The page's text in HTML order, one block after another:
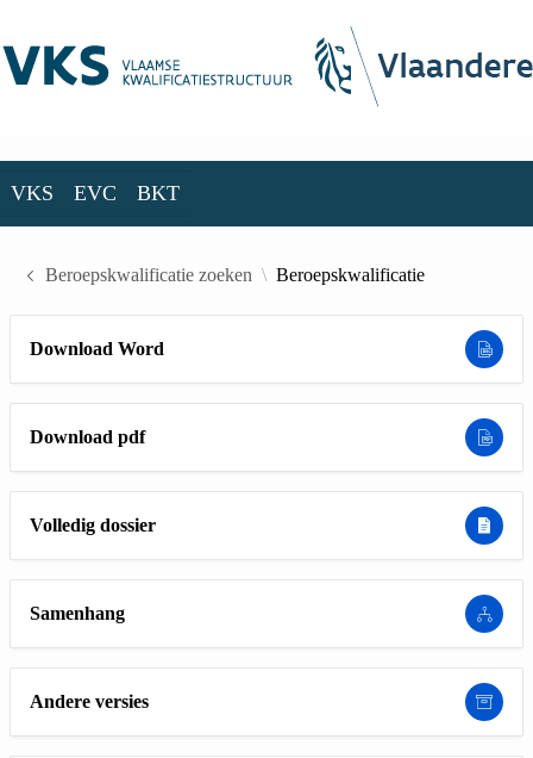
VKS EVC BKT
Beroepskwalificatie zoeken Beroepskwalificatie
Download Word
Download pdf
Volledig dossier
Samenhang
Andere versies